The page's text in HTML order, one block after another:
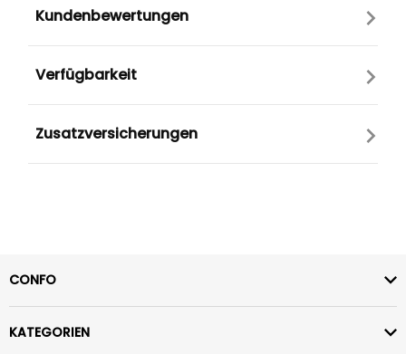
Kundenbewertungen
Verfügbarkeit
Zusatzversicherungen
CONFO
KATEGORIEN